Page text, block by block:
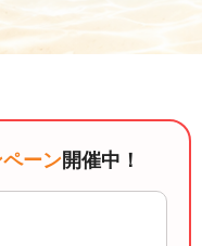
ント作成
Yahoo!
ーン開催中！